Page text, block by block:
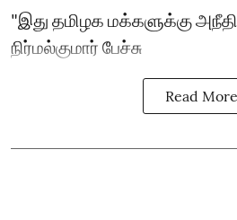
"இது தமிழக மக்களுக்கு
நிர்மல்குமார் பேச்சு
Read More